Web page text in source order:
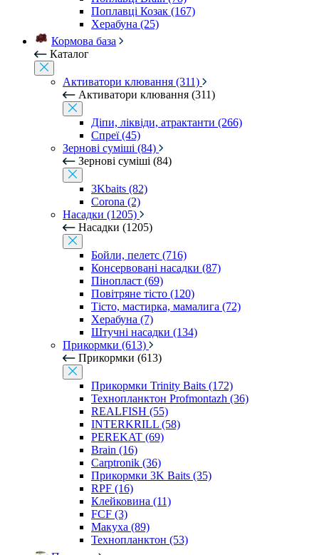
Поплавці Козак (167)
Херабуна (25)
Кормова база
Каталог
Активатори клювання (311)
Активатори клювання (311)
Діпи, ліквіди, атрактанти (266)
Спреї (45)
Зернові суміші (84)
Зернові суміші (84)
3Kbaits (82)
Corona (2)
Насадки (1205)
Насадки (1205)
Бойли, пелетс (716)
Консервовані насадки (87)
Пінопласт (69)
Повітряне тісто (120)
Тісто, мастирка, мамалига (72)
Херабуна (7)
Штучні насадки (134)
Прикормки (613)
Прикормки (613)
Прикормки Trinity Baits (172)
Технопланктон Profmontazh (36)
REALFISH (55)
INTERKRILL (58)
PEREKAT (69)
Brain (16)
Carptronik (36)
Прикормки 3K Baits (35)
RPF (16)
Клейковина (11)
FCF (3)
Макуха (89)
Технопланктон (53)